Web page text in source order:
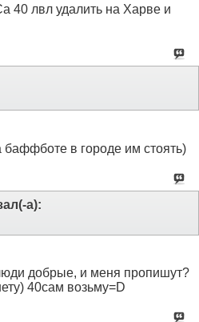
40 лвл удалить на Харве и
баффботе в городе им стоять)
а):
добрые, и меня пропишут?
40сам возьму=D